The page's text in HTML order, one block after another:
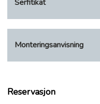
Serfitikat
Monteringsanvisning
Reservasjon